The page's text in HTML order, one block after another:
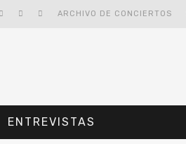
ARCHIVO DE CONCIERTOS
ENTREVISTAS